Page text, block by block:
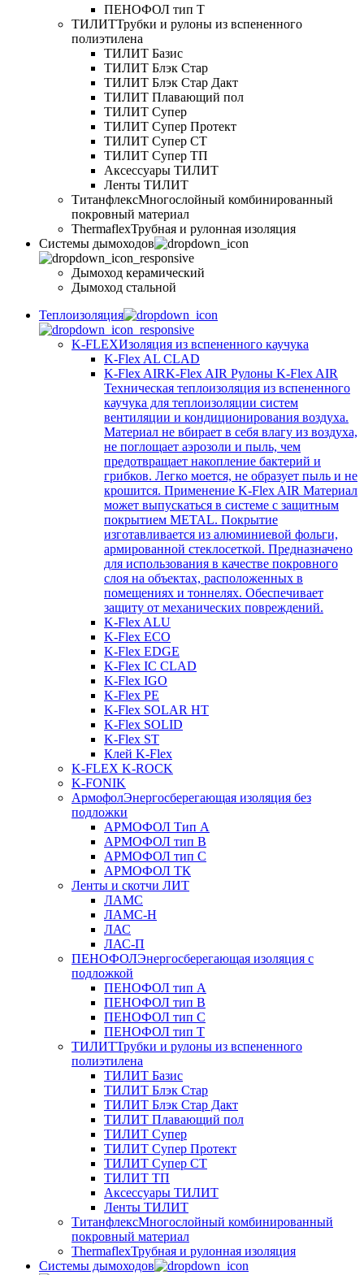
ПЕНОФОЛ тип T
ТИЛИТТрубки и рулоны из вспененного
полиэтилена
ТИЛИТ Базис
ТИЛИТ Блэк Стар
ТИЛИТ Блэк Стар Дакт
ТИЛИТ Плавающий пол
ТИЛИТ Супер
ТИЛИТ Супер Протект
ТИЛИТ Супер СТ
ТИЛИТ Супер ТП
Аксессуары ТИЛИТ
Ленты ТИЛИТ
ТитанфлексМногослойный комбинированный
покровный материал
ThermaflexТрубная и рулонная изоляция
Cистемы дымоходов
Дымоход керамический
Дымоход стальной
Теплоизоляция
K-FLEXИзоляция из вспененного каучука
K-Flex AL CLAD
K-Flex AIRK-Flex AIR Рулоны K-Flex AIR
Техническая теплоизоляция из вспененного
каучука для теплоизоляции систем
вентиляции и кондиционирования воздуха.
Материал не вбирает в себя влагу из воздуха,
не поглощает аэрозоли и пыль, чем
предотвращает накопление бактерий и
грибков. Легко моется, не образует пыль и не
крошится. Применение K-Flex AIR Материал
может выпускаться в системе c защитным
покрытием METAL. Покрытие
изготавливается из алюминиевой фольги,
армированной стеклосеткой. Предназначено
для использования в качестве покровного
слоя на объектах, расположенных в
помещениях и тоннелях. Обеспечивает
защиту от механических повреждений.
K-Flex ALU
K-Flex ECO
K-Flex EDGE
K-Flex IC CLAD
K-Flex IGO
K-Flex PE
K-Flex SOLAR HT
K-Flex SOLID
K-Flex ST
Клей K-Flex
K-FLEX K-ROCK
K-FONIK
АрмофолЭнергосберегающая изоляция без
подложки
АРМОФОЛ Тип А
АРМОФОЛ тип В
АРМОФОЛ тип C
АРМОФОЛ ТК
Ленты и скотчи ЛИТ
ЛАМС
ЛАМС-Н
ЛАС
ЛАС-П
ПЕНОФОЛЭнергосберегающая изоляция с
подложкой
ПЕНОФОЛ тип А
ПЕНОФОЛ тип B
ПЕНОФОЛ тип C
ПЕНОФОЛ тип T
ТИЛИТТрубки и рулоны из вспененного
полиэтилена
ТИЛИТ Базис
ТИЛИТ Блэк Стар
ТИЛИТ Блэк Стар Дакт
ТИЛИТ Плавающий пол
ТИЛИТ Супер
ТИЛИТ Супер Протект
ТИЛИТ Супер СТ
ТИЛИТ ТП
Аксессуары ТИЛИТ
Ленты ТИЛИТ
ТитанфлексМногослойный комбинированный
покровный материал
ThermaflexТрубная и рулонная изоляция
Cистемы дымоходов